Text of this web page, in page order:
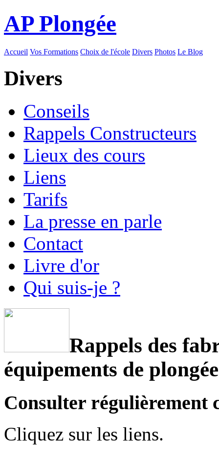
AP Plongée
Accueil Vos Formations Choix de l'école Divers Photos Le Blog
Divers
Conseils
Rappels Constructeurs
Lieux des cours
Liens
Tarifs
La presse en parle
Contact
Livre d'or
Qui suis-je ?
Rappels des
équipements de plongée
Consulter régulièrement
Cliquez sur les liens.